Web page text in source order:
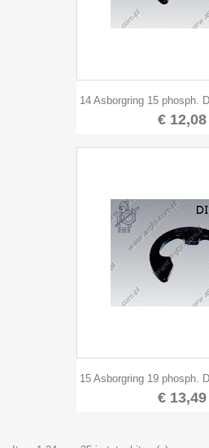
14 Asborgring 15 phosph.
€ 12,08
15 Asborgring 19 phosph.
€ 13,49